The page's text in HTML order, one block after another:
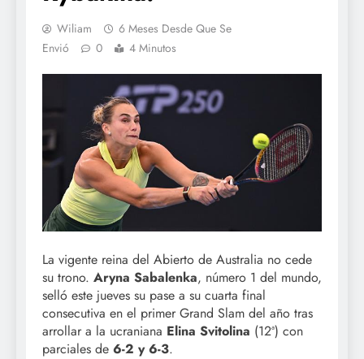
Wiliam
6 Meses Desde Que Se
Envió
0 4 Minutos
La vigente reina del Abierto de Australia no cede
su trono. Aryna Sabalenka, número 1 del mundo,
selló este jueves su pase a su cuarta final
consecutiva en el primer Grand Slam del año tras
arrollar a la ucraniana Elina Svitolina (12ª) con
parciales de 6-2 y 6-3.